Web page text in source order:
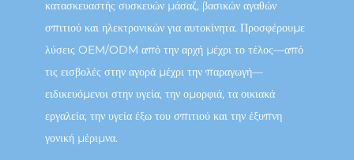
κατασκευαστής συσκευών μάσαζ, βασικών αγαθών
σπιτιού και ηλεκτρονικών για αυτοκίνητα. Προσφέρουμε
λύσεις OEM/ODM από την αρχή μέχρι το τέλος—από
τις εισβολές στην αγορά μέχρι την παραγωγή—
ειδικευόμενοι στην υγεία, την ομορφιά, τα οικιακά
εργαλεία, την υγεία έξω του σπιτιού και την έξυπνη
γονική μέριμνα.